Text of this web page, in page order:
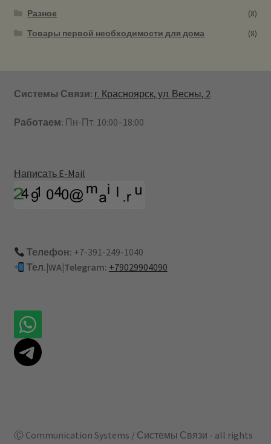
Разное
(8)
Товары первой необходимости для дома
(8)
Системы Связи: г. Красноярск, ул. Весны, 2
Работаем: Пн-Пт: 10:00–18:00
Написать E-Mail
Телефон: +7-391-249-1040
Тел.|WA|Telegram: +79029904090
Ⓒ Communication Systems / Системы Связи - all rights